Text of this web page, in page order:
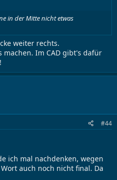
in der Mitte nicht etwas
weiter rechts.
machen. Im CAD gibt's dafür
#44
ich mal nachdenken, wegen
auch noch nicht final. Da